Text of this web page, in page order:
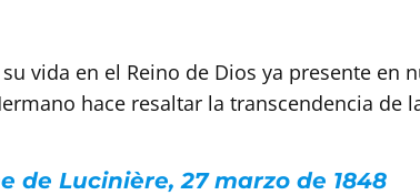
vida en el Reino de Dios ya presente
hace resaltar la transcendencia de
de Lucinière, 27 marzo de 1848